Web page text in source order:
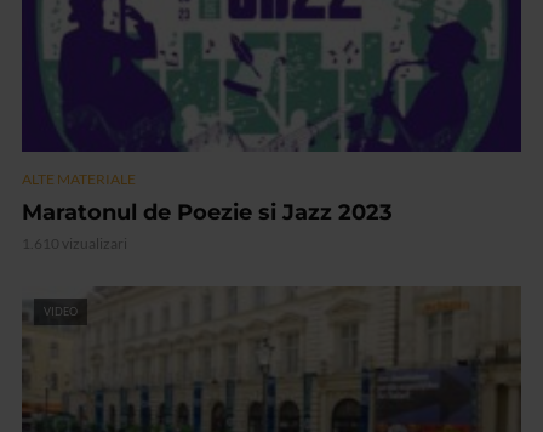
ALTE MATERIALE
Maratonul de Poezie si Jazz 2023
1.610 vizualizari
VIDEO